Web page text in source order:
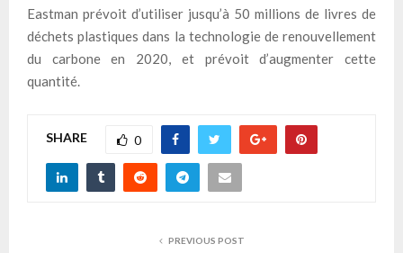
Eastman prévoit d’utiliser jusqu’à 50 millions de livres de
déchets plastiques dans la technologie de renouvellement
du carbone en 2020, et prévoit d’augmenter cette
quantité.
SHARE 0
PREVIOUS POST